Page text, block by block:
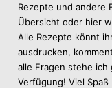
Rezepte und andere
Übersicht oder hier
Alle Rezepte könnt
ausdrucken,
alle Fragen stehe
Verfügung! Viel